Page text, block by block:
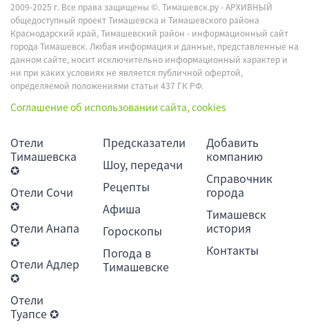
2009-2025 г. Все права защищены ©.Тимашевск.ру - АРХИВНЫЙ
общедоступный проект Тимашевска и Тимашевского района
Краснодарский край, Тимашевский район - информационный сайт
города Тимашевск. Любая информация и данные, представленные на
данном сайте, носит исключительно информационный характер и
ни при каких условиях не является публичной офертой,
определяемой положениями статьи 437 ГК РФ.
Соглашение об использовании сайта, cookies
Отели
Тимашевска
✪
Отели Сочи
✪
Отели Анапа
✪
Отели Адлер
✪
Отели
Туапсе ✪
Предсказатели
Шоу, передачи
Рецепты
Афиша
Гороскопы
Погода в
Тимашевске
Добавить
компанию
Справочник
города
Тимашевск
история
Контакты